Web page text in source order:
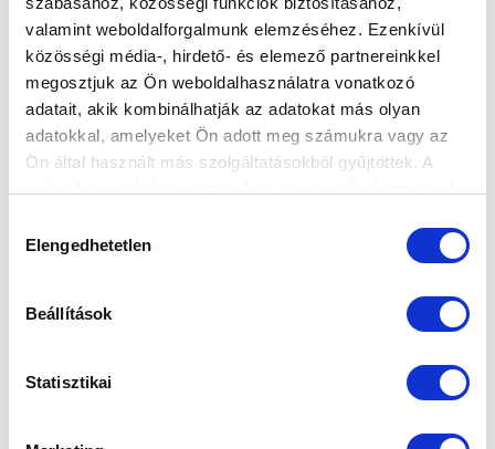
valamint weboldalforgalmunk elemzéséhez. Ezenkívül
közösségi média-, hirdető- és elemező partnereinkkel
megosztjuk az Ön weboldalhasználatra vonatkozó
adatait, akik kombinálhatják az adatokat más olyan
adatokkal, amelyeket Ön adott meg számukra vagy az
Ön által használt más szolgáltatásokból gyűjtöttek. A
kiválasztása
Elengedhetetlen
Beállítások
Statisztikai
KÉPGALÉRIA: KÉSZÜLÜNK AZ ÚJABB BAJNOKIRA